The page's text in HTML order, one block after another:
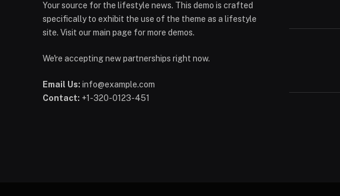
Your source for the lifestyle news. This demo is crafted
specifically to exhibit the use of the theme as a lifestyle
site. Visit our main page for more demos.
We're accepting new partnerships right now.
Email Us: info@example.com
Contact: +1-320-0123-451